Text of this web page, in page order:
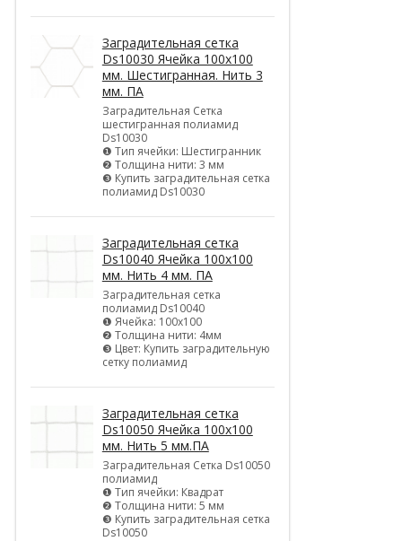
Заградительная сетка
Ds10030 Ячейка 100х100
мм. Шестигранная. Нить 3
мм. ПА
Заградительная Сетка
шестигранная полиамид
Ds10030
❶ Тип ячейки: Шестигранник
❷ Толщина нити: 3 мм
❸ Купить заградительная сетка
полиамид Ds10030
Заградительная сетка
Ds10040 Ячейка 100х100
мм. Нить 4 мм. ПА
Заградительная сетка
полиамид Ds10040
❶ Ячейка: 100х100
❷ Толщина нити: 4мм
❸ Цвет: Купить заградительную
сетку полиамид
Заградительная сетка
Ds10050 Ячейка 100х100
мм. Нить 5 мм.ПА
Заградительная Сетка Ds10050
полиамид
❶ Тип ячейки: Квадрат
❷ Толщина нити: 5 мм
❸ Купить заградительная сетка
Ds10050